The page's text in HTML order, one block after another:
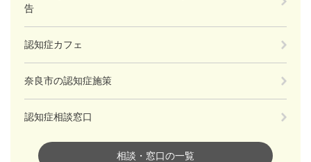
告
認知症カフェ
奈良市の認知症施策
認知症相談窓口
相談・窓口の一覧